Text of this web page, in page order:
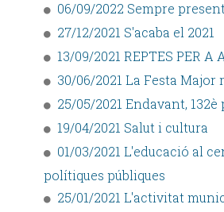
06/09/2022 Sempre
27/12/2021 S'acaba el 2021
13/09/2021 REPTES PER A
30/06/2021 La Festa
25/05/2021 Endavant,
19/04/2021 Salut i cultura
01/03/2021 L'educació al
polítiques públiques
25/01/2021 L'activitat